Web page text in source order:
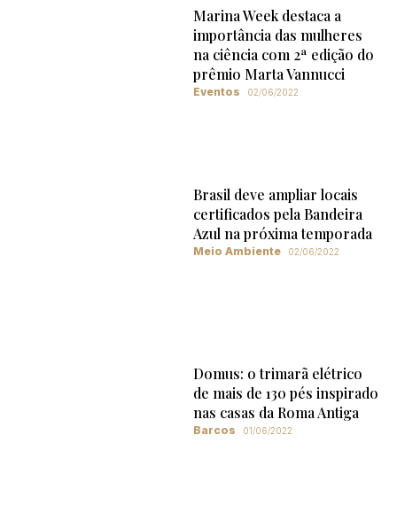
Marina Week destaca a
importância das mulheres
na ciência com 2ª edição do
prêmio Marta Vannucci
Eventos 02/06/2022
Brasil deve ampliar locais
certificados pela Bandeira
Azul na próxima temporada
Meio Ambiente 02/06/2022
Domus: o trimarã elétrico
de mais de 130 pés inspirado
nas casas da Roma Antiga
Barcos 01/06/2022